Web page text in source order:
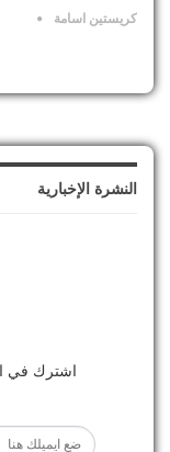
كريستين اسامة
النشرة الإخبارية
اشترك في